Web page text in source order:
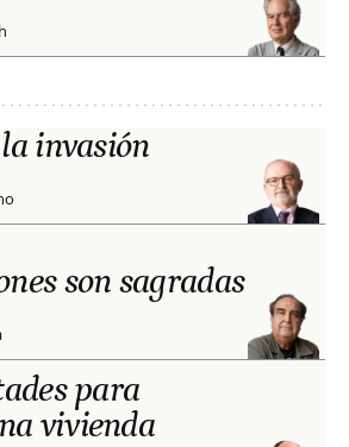
invasión
son sagradas
para
vivienda